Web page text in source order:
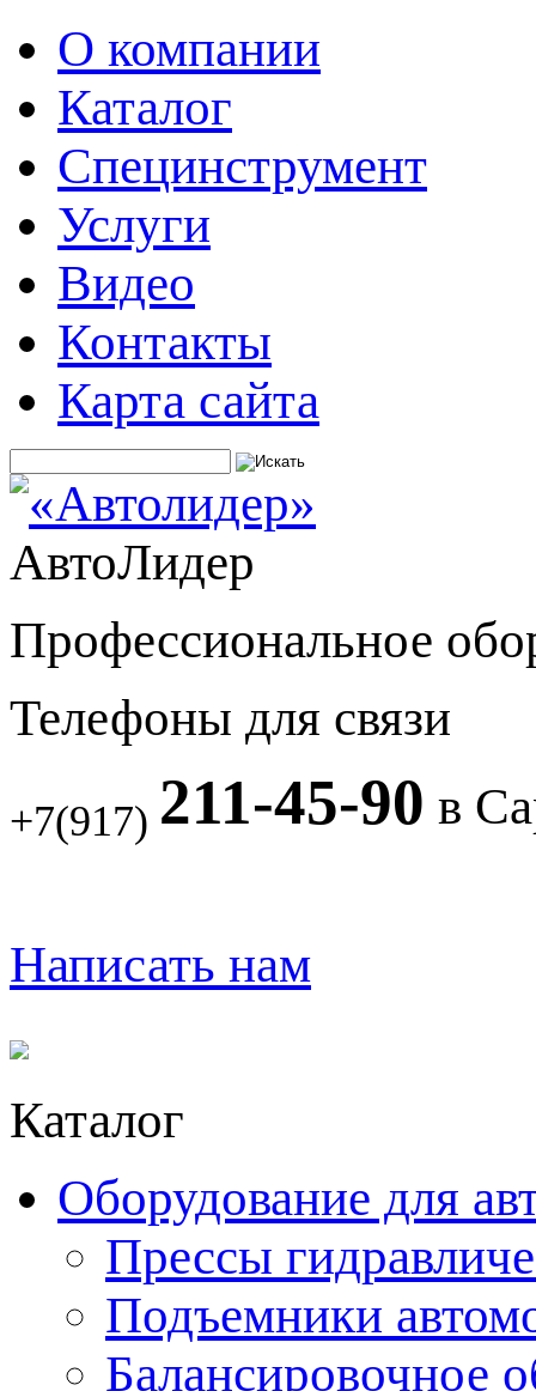
О компании
Каталог
Специнструмент
Услуги
Видео
Контакты
Карта сайта
АвтоЛидер
Профессиональное
Телефоны для связи
+7(917) 211-45-90 в
Написать нам
Каталог
Оборудование для
Прессы
Подъемники
Балансировочное